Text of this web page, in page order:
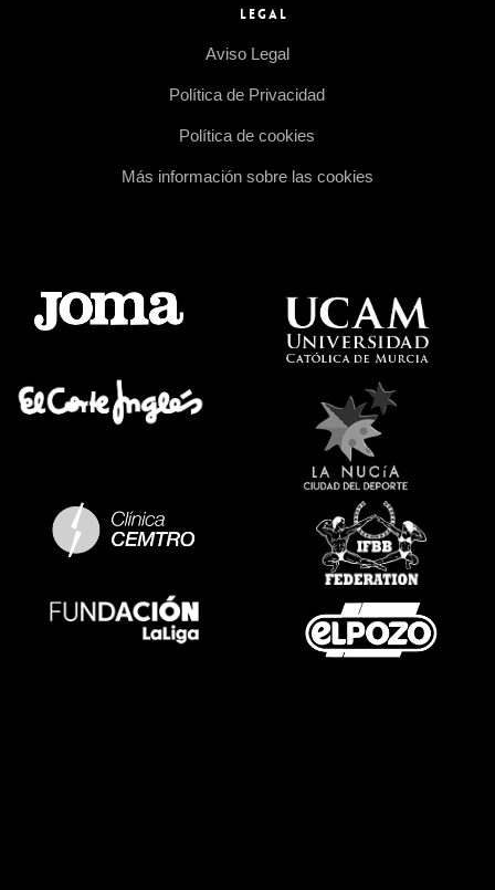
LEGAL
Aviso Legal
Política de Privacidad
Política de cookies
Más información sobre las cookies